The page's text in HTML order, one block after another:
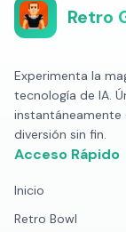
Retro
Experimenta la
tecnología de IA.
instantáneamente
diversión sin fin.
Acceso Rápido
Inicio
Retro Bowl